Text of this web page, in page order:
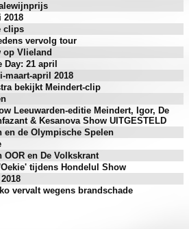
2018
clips
vervolg tour
op Vlieland
Day: 21 april
maart-april 2018
bekijkt Meindert-clip
Leeuwarden-editie Meindert, Igor, De
& Kesanova Show UITGESTELD
en de Olympische Spelen
OOR en De Volkskrant
tijdens Hondelul Show
vervalt wegens brandschade